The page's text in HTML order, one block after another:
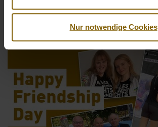
Nur notwendige Cookies